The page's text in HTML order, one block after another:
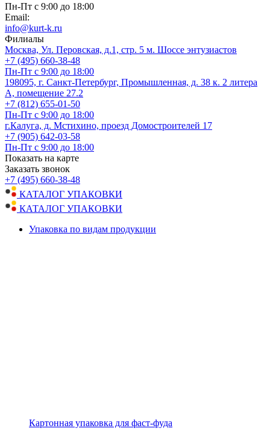
Пн-Пт с 9:00 до 18:00
Email:
info@kurt-k.ru
Филиалы
Москва, Ул. Перовская, д.1, стр. 5 м. Шоссе энтузиастов
+7 (495) 660-38-48
Пн-Пт с 9:00 до 18:00
198095, г. Санкт-Петербург, Промышленная, д. 38 к. 2 литера
А, помещение 27.2
+7 (812) 655-01-50
Пн-Пт с 9:00 до 18:00
г.Калуга, д. Мстихино, проезд Домостроителей 17
+7 (905) 642-03-58
Пн-Пт с 9:00 до 18:00
Показать на карте
Заказать звонок
+7 (495) 660-38-48
КАТАЛОГ УПАКОВКИ
КАТАЛОГ УПАКОВКИ
Упаковка по видам продукции
Картонная упаковка для фаст-фуда